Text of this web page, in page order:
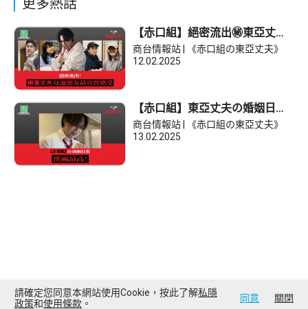
更多熱話
【赤口組】​絕密流出㊙️東亞丈夫
嘅朋友感受！
商台情報站 | 《赤口組の東亞丈夫》
12.02.2025
【赤口組】東亞丈夫の婚姻日
常：洗碗最高！
商台情報站 | 《赤口組の東亞丈夫》
13.02.2025
請確定您同意本網站使用Cookie，按此了解私隱
政策和使用條款 。 同意 關閉